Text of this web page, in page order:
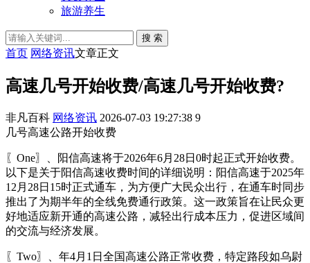
旅游养生
搜 索
首页 网络资讯文章正文
高速几号开始收费/高速几号开始收费?
非凡百科 网络资讯 2026-07-03 19:27:38 9
几号高速公路开始收费
〖One〗、阳信高速将于2026年6月28日0时起正式开始收费。
以下是关于阳信高速收费时间的详细说明：阳信高速于2025年
12月28日15时正式通车，为方便广大民众出行，在通车时同步
推出了为期半年的全线免费通行政策。这一政策旨在让民众更
好地适应新开通的高速公路，减轻出行成本压力，促进区域间
的交流与经济发展。
〖Two〗、年4月1日全国高速公路正常收费，特定路段如乌尉